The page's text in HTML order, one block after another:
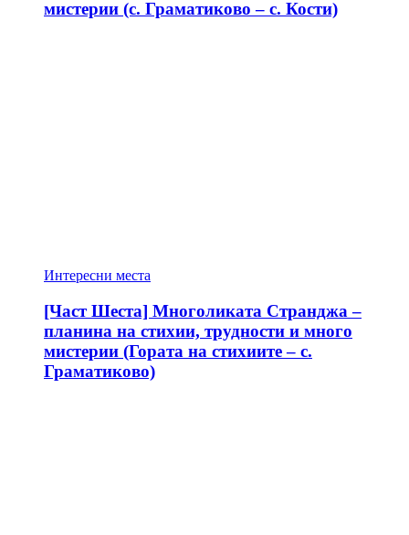
мистерии (с. Граматиково – с. Кости)
Интересни места
[Част Шеста] Многоликата Странджа –
планина на стихии, трудности и много
мистерии (Гората на стихиите – с.
Граматиково)